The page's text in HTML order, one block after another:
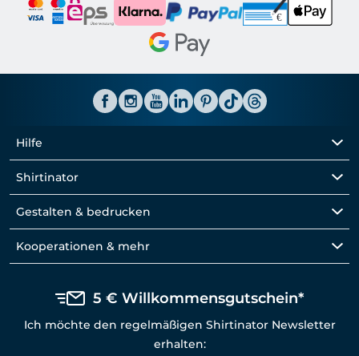
Hilfe
Shirtinator
Gestalten & bedrucken
Kooperationen & mehr
5 € Willkommensgutschein*
Ich möchte den regelmäßigen Shirtinator Newsletter
erhalten: